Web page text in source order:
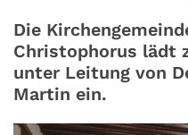
Die
Christophorus lädt
unter Leitung von
Martin ein.